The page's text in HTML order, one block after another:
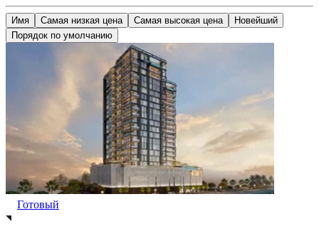
Имя Самая низкая цена Самая высокая цена
Новейший
Порядок по умолчанию
Готовый